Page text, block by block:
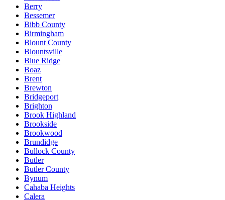
Berry
Bessemer
Bibb County
Birmingham
Blount County
Blountsville
Blue Ridge
Boaz
Brent
Brewton
Bridgeport
Brighton
Brook Highland
Brookside
Brookwood
Brundidge
Bullock County
Butler
Butler County
Bynum
Cahaba Heights
Calera